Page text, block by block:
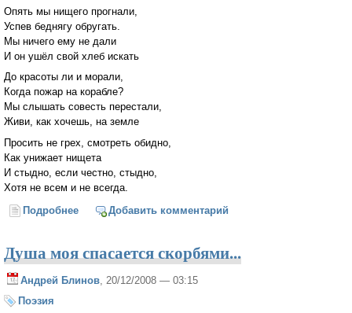
Опять мы нищего прогнали,
Успев беднягу обругать.
Мы ничего ему не дали
И он ушёл свой хлеб искать
До красоты ли и морали,
Когда пожар на корабле?
Мы слышать совесть перестали,
Живи, как хочешь, на земле
Просить не грех, смотреть обидно,
Как унижает нищета
И стыдно, если честно, стыдно,
Хотя не всем и не всегда.
Подробнее о Опять мы нищего прогнали...
Добавить комментарий
Душа моя спасается скорбями...
Андрей Блинов , 20/12/2008 — 03:15
Поэзия